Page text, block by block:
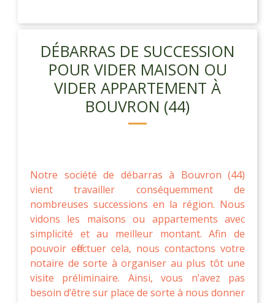
DÉBARRAS DE SUCCESSION
POUR VIDER MAISON OU
VIDER APPARTEMENT À
BOUVRON (44)
Notre société de débarras à Bouvron (44)
vient travailler conséquemment de
nombreuses successions en la région. Nous
vidons les maisons ou appartements avec
simplicité et au meilleur montant. Afin de
pouvoir effectuer cela, nous contactons votre
notaire de sorte à organiser au plus tôt une
visite préliminaire. Ainsi, vous n’avez pas
besoin d’être sur place de sorte à nous donner